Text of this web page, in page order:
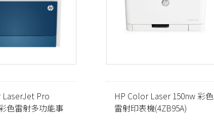
LaserJet Pro
色雷射多功能事
HP Color Laser 150nw 彩色
雷射印表機(4ZB95A)